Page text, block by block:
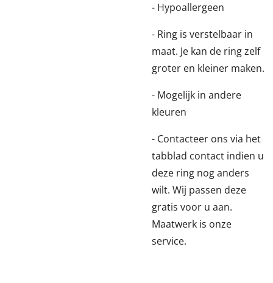
- Hypoallergeen
- Ring is verstelbaar in
maat. Je kan de ring zelf
groter en kleiner maken.
- Mogelijk in andere
kleuren
- Contacteer ons via het
tabblad contact indien u
deze ring nog anders
wilt. Wij passen deze
gratis voor u aan.
Maatwerk is onze
service.